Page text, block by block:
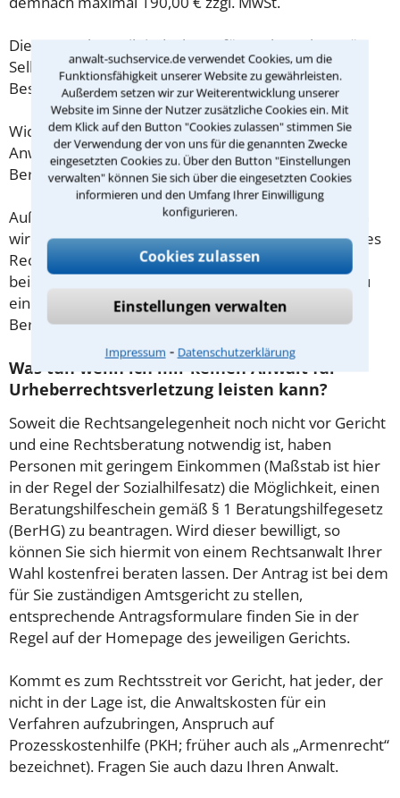
anwalt-suchservice.de verwendet Cookies, um die
Funktionsfähigkeit unserer Website zu gewährleisten.
Außerdem setzen wir zur Weiterentwicklung unserer
Website im Sinne der Nutzer zusätzliche Cookies ein. Mit
dem Klick auf den Button "Cookies zulassen" stimmen Sie
der Verwendung der von uns für die genannten Zwecke
eingesetzten Cookies zu. Über den Button "Einstellungen
verwalten" können Sie sich über die eingesetzten Cookies
informieren und den Umfang Ihrer Einwilligung
konfigurieren.
Cookies zulassen
Einstellungen verwalten
Impressum ⁃ Datenschutzerklärung
Diese Regelung gilt jedoch nur für Verbraucher. Für
Selbstständige oder Freiberufler gilt diese
Beschränkung nicht.
Wichtig daher: Klären Sie die Kostenfrage mit Ihrem
Anwalt aus Düsseldorf schon zu Beginn der ersten
Beratung.
Außerdem gut zu wissen: Gemäß § 34 Absatz 2 RVG
wird die Beratungsgebühr auf weitere Tätigkeiten des
Rechtsanwalts angerechnet. Sollte es also
beispielsweise aufgrund des Beratungsgesprächs zu
einem Prozess kommen, so kann der Anwalt diese
Beratungsgebühr nicht mehr abrechnen.
Was tun wenn ich mir keinen Anwalt für
Urheberrechtsverletzung leisten kann?
Soweit die Rechtsangelegenheit noch nicht vor Gericht
und eine Rechtsberatung notwendig ist, haben
Personen mit geringem Einkommen (Maßstab ist hier
in der Regel der Sozialhilfesatz) die Möglichkeit, einen
Beratungshilfeschein gemäß § 1 Beratungshilfegesetz
(BerHG) zu beantragen. Wird dieser bewilligt, so
können Sie sich hiermit von einem Rechtsanwalt Ihrer
Wahl kostenfrei beraten lassen. Der Antrag ist bei dem
für Sie zuständigen Amtsgericht zu stellen,
entsprechende Antragsformulare finden Sie in der
Regel auf der Homepage des jeweiligen Gerichts.
Kommt es zum Rechtsstreit vor Gericht, hat jeder, der
nicht in der Lage ist, die Anwaltskosten für ein
Verfahren aufzubringen, Anspruch auf
Prozesskostenhilfe (PKH; früher auch als „Armenrecht“
bezeichnet). Fragen Sie auch dazu Ihren Anwalt.